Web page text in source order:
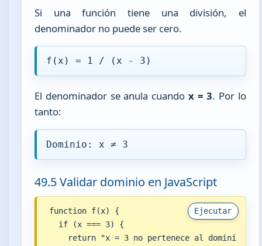
Si una función tiene una división, el
denominador no puede ser cero.
f(x) = 1 / (x - 3)
El denominador se anula cuando x = 3. Por lo
tanto:
Dominio: x ≠ 3
49.5 Validar dominio en JavaScript
Ejecutar
function f(x) {
  if (x === 3) {
    return "x = 3 no pertenece al dominio";